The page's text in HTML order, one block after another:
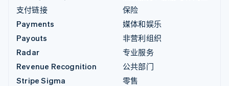
支付链接
Payments
Payouts
Radar
Revenue Recognition
Stripe Sigma
保险
媒体和娱乐
非营利组织
专业服务
公共部门
零售